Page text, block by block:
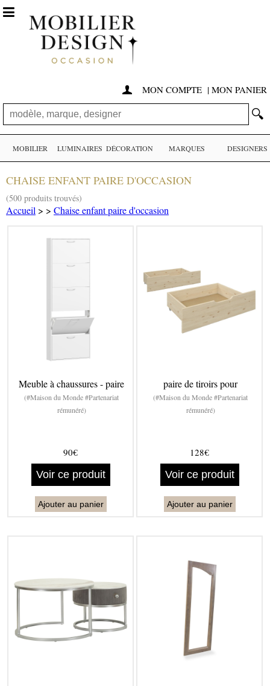
 MON COMPTE | MON PANIER
🔍

MOBILIER LUMINAIRES DÉCORATION MARQUES DESIGNERS
CHAISE ENFANT PAIRE D'OCCASION
(500 produits trouvés)
Accueil > > Chaise enfant paire d'occasion
Meuble à chaussures - paire
(#Maison du Monde #Partenariat
rémunéré)
90€
Voir ce produit
Ajouter au panier
paire de tiroirs pour
(#Maison du Monde #Partenariat
rémunéré)
128€
Voir ce produit
Ajouter au panier